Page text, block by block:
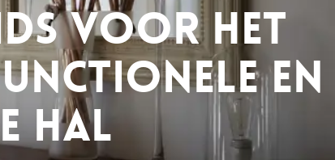
voor het
en
hal